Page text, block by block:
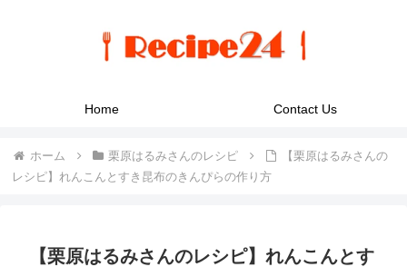
Home Contact Us
ホーム 栗原はるみさんのレシピ
【栗原はるみさんの
レシピ】れんこんとすき昆布のきんぴらの作り方
【栗原はるみさんのレシピ】れんこんとす